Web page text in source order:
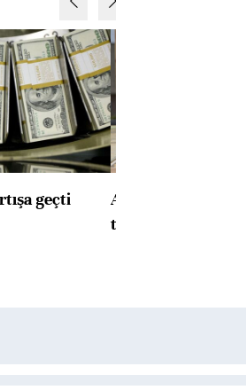
geçti
ABD'de konut
toparlandı